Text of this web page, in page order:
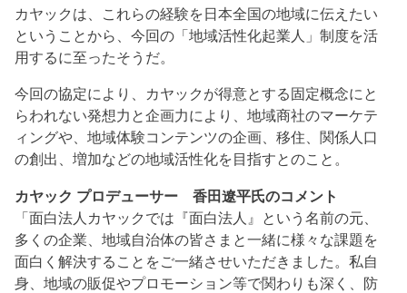
カヤックは、これらの経験を日本全国の地域に伝えたい
ということから、今回の「地域活性化起業人」制度を活
用するに至ったそうだ。
今回の協定により、カヤックが得意とする固定概念にと
らわれない発想力と企画力により、地域商社のマーケテ
ィングや、地域体験コンテンツの企画、移住、関係人口
の創出、増加などの地域活性化を目指すとのこと。
カヤック プロデューサー 香田遼平氏のコメント
「面白法人カヤックでは『面白法人』という名前の元、
多くの企業、地域自治体の皆さまと一緒に様々な課題を
面白く解決することをご一緒させいただきました。私自
身、地域の販促やプロモーション等で関わりも深く、防